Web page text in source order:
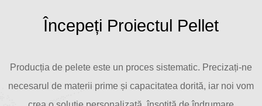
Începeți Proiectul Pellet
Producția de pelete este un proces sistematic. Precizați-ne
necesarul de materii prime și capacitatea dorită, iar noi vom